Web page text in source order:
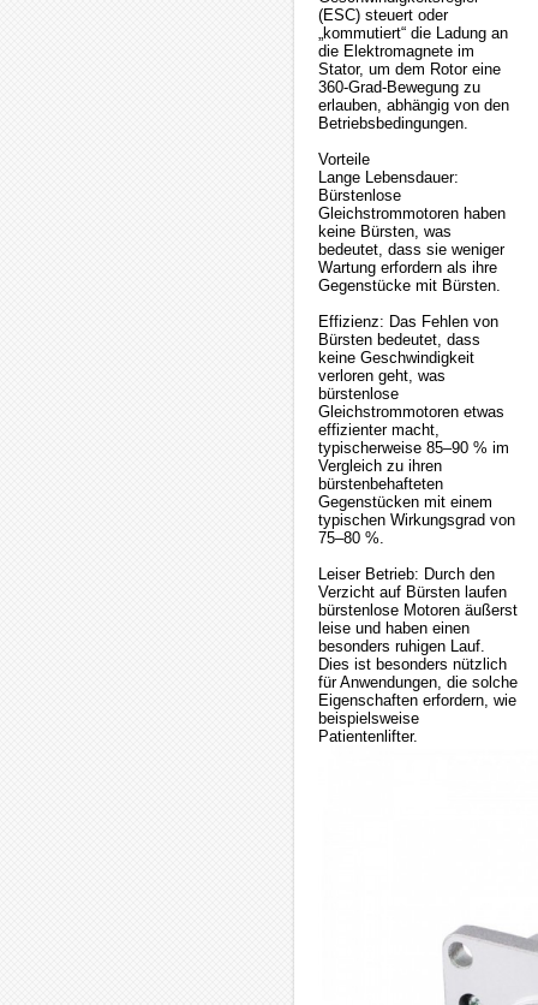
(ESC) steuert oder
„kommutiert“ die Ladung an
die Elektromagnete im
Stator, um dem Rotor eine
360-Grad-Bewegung zu
erlauben, abhängig von den
Betriebsbedingungen.
Vorteile
Lange Lebensdauer:
Bürstenlose
Gleichstrommotoren haben
keine Bürsten, was
bedeutet, dass sie weniger
Wartung erfordern als ihre
Gegenstücke mit Bürsten.
Effizienz: Das Fehlen von
Bürsten bedeutet, dass
keine Geschwindigkeit
verloren geht, was
bürstenlose
Gleichstrommotoren etwas
effizienter macht,
typischerweise 85–90 % im
Vergleich zu ihren
bürstenbehafteten
Gegenstücken mit einem
typischen Wirkungsgrad von
75–80 %.
Leiser Betrieb: Durch den
Verzicht auf Bürsten laufen
bürstenlose Motoren äußerst
leise und haben einen
besonders ruhigen Lauf.
Dies ist besonders nützlich
für Anwendungen, die solche
Eigenschaften erfordern, wie
beispielsweise
Patientenlifter.